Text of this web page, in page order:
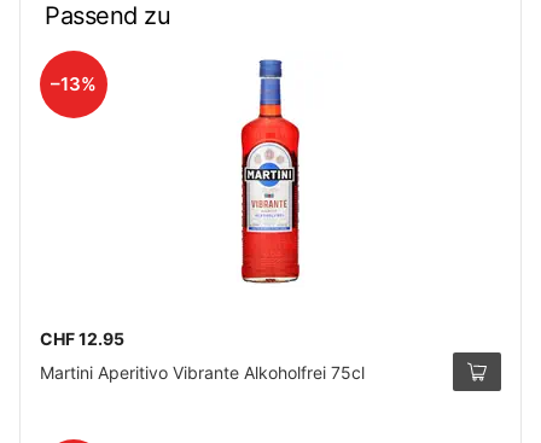
Passend zu
–13%
CHF 12.95
Martini Aperitivo Vibrante Alkoholfrei 75cl